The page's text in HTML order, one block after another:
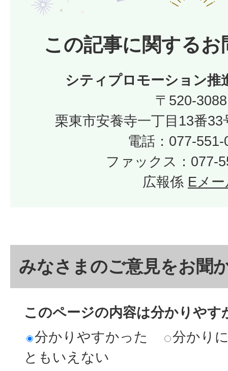
この記事に関するお
シティプロモーション推
〒520-3088
栗東市安養寺一丁目13番
電話：077-551-
ファックス：077-
広報係 Eメ
みなさまのご意見をお聞
このページの内容は分かりやす
分かりやすかった
分かり
ともいえない